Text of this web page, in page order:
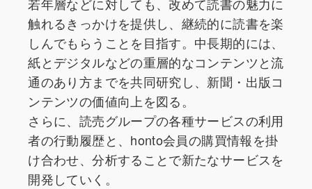
触れるきっかけを提供し、継続的に読書を楽
しんでもらうことを目指す。中長期的には、
紙とデジタルなどの重層的なコンテンツと流
通のあり方までを共同研究し、新聞・出版コ
ンテンツの価値向上を図る。
さらに、読売グループの各種サービスの利用
者の行動履歴と、honto会員の購買情報を掛
け合わせ、分析することで新たなサービスを
開発していく。